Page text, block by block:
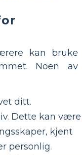
kan bruke
Noen av
ditt.
Dette kan være
kjent
personlig.